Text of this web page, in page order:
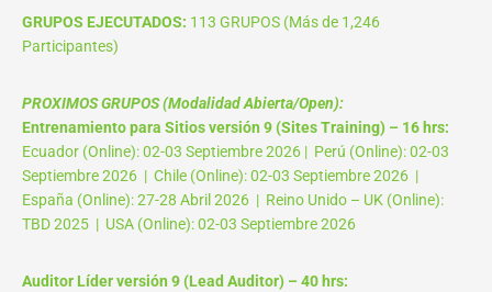
GRUPOS EJECUTADOS: 113 GRUPOS (Más de 1,246
Participantes)
PROXIMOS GRUPOS (Modalidad Abierta/Open):
Entrenamiento para Sitios versión 9 (Sites Training) – 16 hrs:
Ecuador (Online): 02-03 Septiembre 2026 | Perú (Online): 02-03
Septiembre 2026 | Chile (Online): 02-03 Septiembre 2026 |
España (Online): 27-28 Abril 2026 | Reino Unido – UK (Online):
TBD 2025 | USA (Online): 02-03 Septiembre 2026
Auditor Líder versión 9 (Lead Auditor) – 40 hrs: